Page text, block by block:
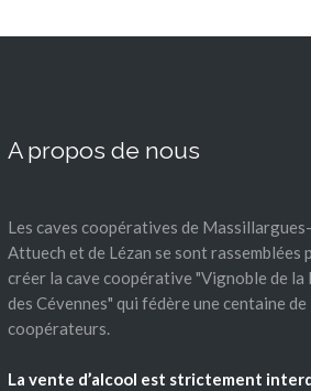
A propos de nous
Les caves coopératives de Massillargues-
Attuech et de Lézan se sont rassemblées
créer la cave coopérative "Vignoble de la
des Cévennes" qui fédère une centaine de
coopérateurs.
La vente d’alcool est strictement